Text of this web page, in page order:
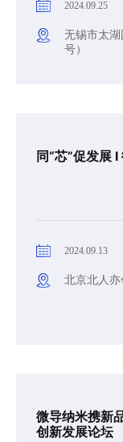
2024.09.25
无锡市太
号）
同“芯”促发展
2024.09.13
北京北人
微导纳米携新
创新发展论坛